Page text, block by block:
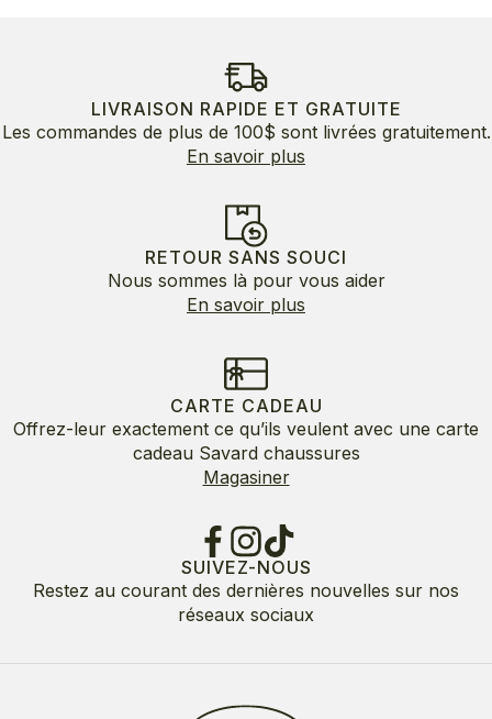
LIVRAISON RAPIDE ET GRATUITE
Les commandes de plus de 100$ sont livrées gratuitement.
En savoir plus
RETOUR SANS SOUCI
Nous sommes là pour vous aider
En savoir plus
CARTE CADEAU
Offrez-leur exactement ce qu’ils veulent avec une carte
cadeau Savard chaussures
Magasiner
SUIVEZ-NOUS
Restez au courant des dernières nouvelles sur nos
réseaux sociaux